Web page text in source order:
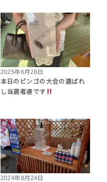
2025年6月28日
本日のビンゴの大会の選ばれ
し当選者達です
2024年8月24日